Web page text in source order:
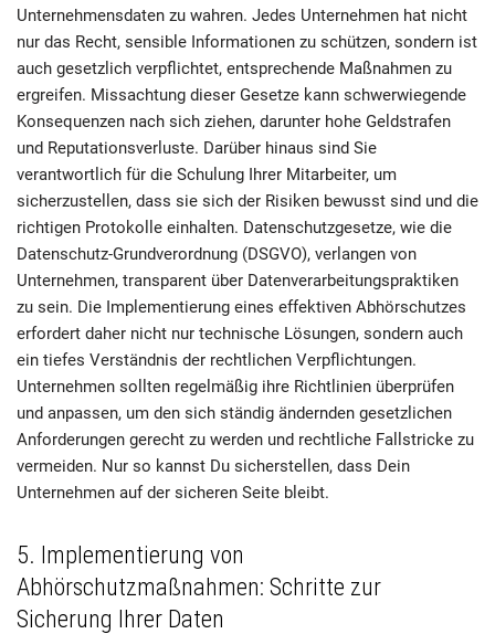
Unternehmensdaten zu wahren. Jedes Unternehmen hat nicht
nur das Recht, sensible Informationen zu schützen, sondern ist
auch gesetzlich verpflichtet, entsprechende Maßnahmen zu
ergreifen. Missachtung dieser Gesetze kann schwerwiegende
Konsequenzen nach sich ziehen, darunter hohe Geldstrafen
und Reputationsverluste. Darüber hinaus sind Sie
verantwortlich für die Schulung Ihrer Mitarbeiter, um
sicherzustellen, dass sie sich der Risiken bewusst sind und die
richtigen Protokolle einhalten. Datenschutzgesetze, wie die
Datenschutz-Grundverordnung (DSGVO), verlangen von
Unternehmen, transparent über Datenverarbeitungspraktiken
zu sein. Die Implementierung eines effektiven Abhörschutzes
erfordert daher nicht nur technische Lösungen, sondern auch
ein tiefes Verständnis der rechtlichen Verpflichtungen.
Unternehmen sollten regelmäßig ihre Richtlinien überprüfen
und anpassen, um den sich ständig ändernden gesetzlichen
Anforderungen gerecht zu werden und rechtliche Fallstricke zu
vermeiden. Nur so kannst Du sicherstellen, dass Dein
Unternehmen auf der sicheren Seite bleibt.
5. Implementierung von
Abhörschutzmaßnahmen: Schritte zur
Sicherung Ihrer Daten